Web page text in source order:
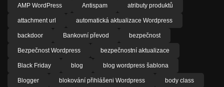
AMP WordPress Antispam atributy produktů
attachment url automatická aktualizace Wordpress
backdoor Bankovní převod bezpečnost
Bezpečnost Wordpress bezpečnostní aktualizace
Black Friday blog blog wordpress šablona
Blogger blokování přihlášeni Wordpress body class